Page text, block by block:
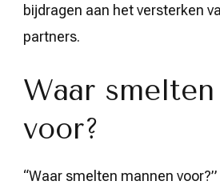
bijdragen aan het versterken
partners.
Waar
voor?
“Waar smelten mannen voor?”